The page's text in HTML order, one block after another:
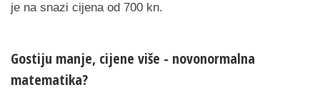
je na snazi cijena od 700 kn.
Gostiju manje, cijene više - novonormalna
matematika?